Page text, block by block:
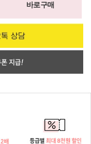
바로구매